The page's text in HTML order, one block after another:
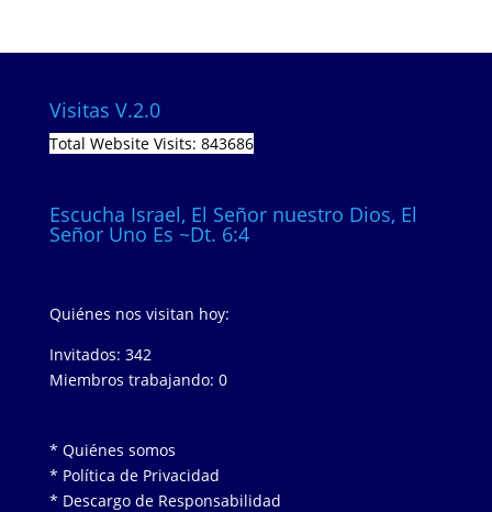
Visitas V.2.0
Total Website Visits: 843686
Escucha Israel, El Señor nuestro Dios, El
Señor Uno Es ~Dt. 6:4
Quiénes nos visitan hoy:
Invitados: 342
Miembros trabajando: 0
* Quiénes somos
* Política de Privacidad
* Descargo de Responsabilidad